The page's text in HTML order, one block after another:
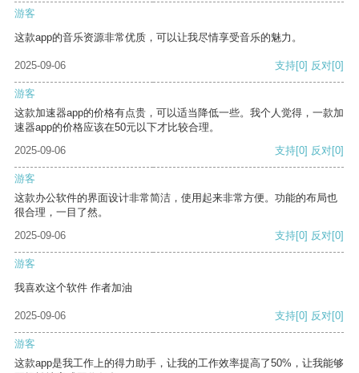
游客
这款app的音乐资源非常优质，可以让我尽情享受音乐的魅力。
2025-09-06 支持[0] 反对[0]
游客
这款加速器app的价格有点贵，可以适当降低一些。我个人觉得，一款加
速器app的价格应该在50元以下才比较合理。
2025-09-06
支持[0] 反对[0]
游客
这款办公软件的界面设计非常简洁，使用起来非常方便。功能的布局也
很合理，一目了然。
2025-09-06
支持[0] 反对[0]
游客
我喜欢这个软件 作者加油
2025-09-06 支持[0] 反对[0]
游客
这款app是我工作上的得力助手，让我的工作效率提高了50%，让我能够